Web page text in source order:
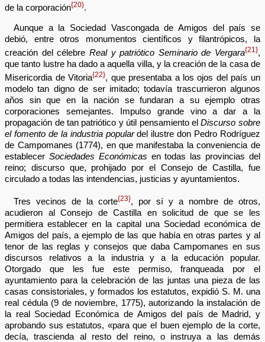
de la corporación{20}.
Aunque a la Sociedad Vascongada de Amigos del país se
debió, entre otros monumentos científicos y filantrópicos, la
creación del célebre Real y patriótico Seminario de Vergara{21},
que tanto lustre ha dado a aquella villa, y la creación de la casa de
Misericordia de Vitoria{22}, que presentaba a los ojos del país un
modelo tan digno de ser imitado; todavía trascurrieron algunos
años sin que en la nación se fundaran a su ejemplo otras
corporaciones semejantes. Impulso grande vino a dar a la
propagación de tan patriótico y útil pensamiento elDiscurso sobre
el fomento de la industria populardel ilustre don Pedro Rodríguez
de Campomanes (1774), en que manifestaba la conveniencia de
establecer Sociedades Económicas en todas las provincias del
reino; discurso que, prohijado por el Consejo de Castilla, fue
circulado a todas las intendencias, justicias y ayuntamientos.
Tres vecinos de la corte{23}, por sí y a nombre de otros,
acudieron al Consejo de Castilla en solicitud de que se les
permitiera establecer en la capital una Sociedad económica de
Amigos del país, a ejemplo de las que había en otras partes y al
tenor de las reglas y consejos que daba Campomanes en sus
discursos relativos a la industria y a la educación popular.
Otorgado que les fue este permiso, franqueada por el
ayuntamiento para la celebración de las juntas una pieza de las
casas consistoriales, y formados los estatutos, expidió S. M. una
real cédula (9 de noviembre, 1775), autorizando la instalación de
la real Sociedad Económica de Amigos del país de Madrid, y
aprobando sus estatutos, «para que el buen ejemplo de la corte,
decía, trascienda al resto del reino, o instruya a las demás